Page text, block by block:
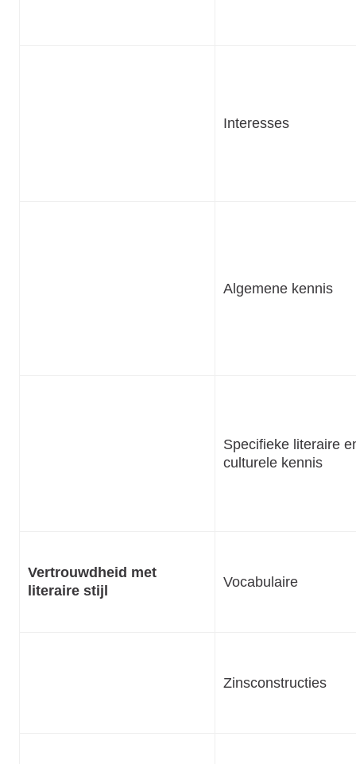
Interesses
Algemene kennis
Specifieke literaire
culturele kennis
Vertrouwdheid met
literaire stijl
Vocabulaire
Zinsconstructies